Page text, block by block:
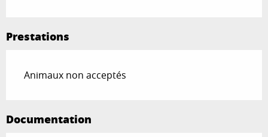
Prestations
Animaux non acceptés
Documentation